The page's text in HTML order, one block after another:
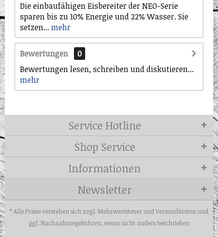
Die einbaufähigen Eisbereiter der NEO-Serie
sparen bis zu 10% Energie und 22% Wasser. Sie
setzen...mehr
Bewertungen
0
Bewertungen lesen, schreiben und diskutieren...
mehr
Service Hotline
Shop Service
Informationen
Newsletter
* Alle Preise verstehen sich zzgl. Mehrwertsteuer und Versandkosten und
ggf. Nachnahmegebühren, wenn nicht anders beschrieben